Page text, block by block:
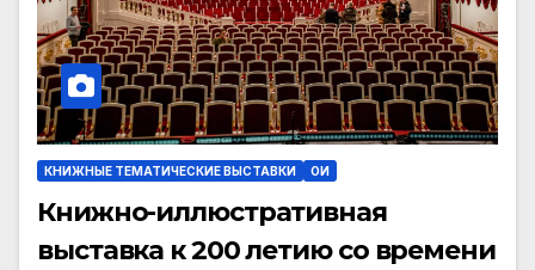
КНИЖНЫЕ ТЕМАТИЧЕСКИЕ ВЫСТАВКИ ОИ
Книжно-иллюстративная
выставка к 200 летию со времени